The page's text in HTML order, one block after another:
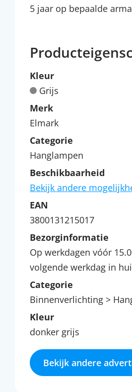
5 jaar op bepaalde
Kleur
Grijs
Merk
Elmark
Categorie
Hanglampen
Beschikbaarheid
Bekijk andere
EAN
3800131215017
Bezorginformatie
Op werkdagen vóór
volgende werkdag in
Categorie
Binnenverlichting >
Kleur
donker grijs
Bekijk andere